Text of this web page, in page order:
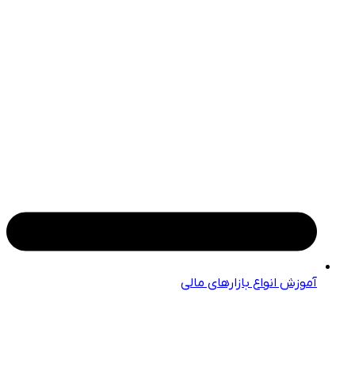
آموزش انواع بازارهای مالی